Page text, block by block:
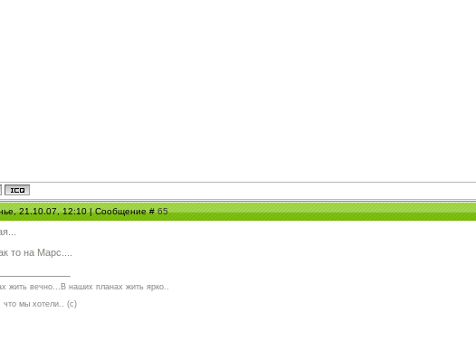
21.10.07, 12:10 | Сообщение #65
то на Марс....
жить вечно...В наших планах жить ярко..
что мы хотели.. (с)